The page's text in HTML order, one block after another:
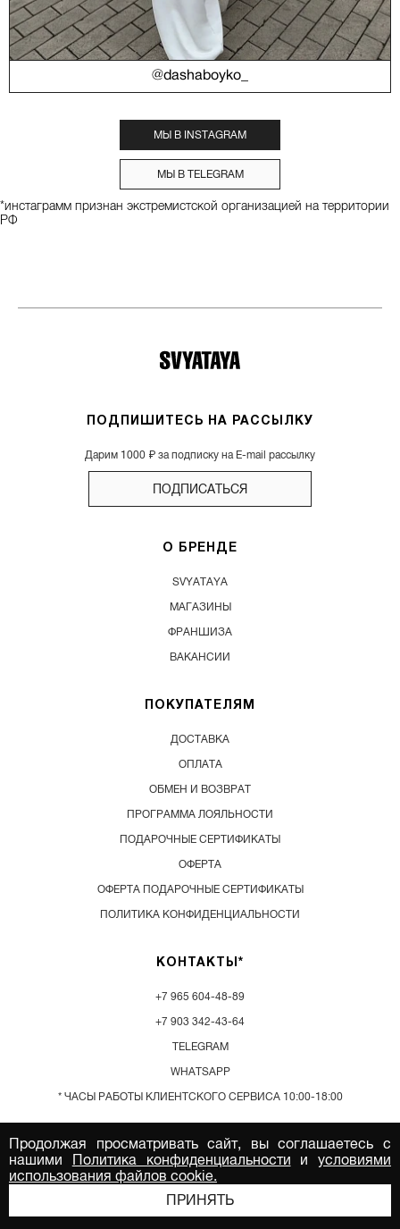
Продолжая просматривать сайт, вы соглашаетесь с
нашими
Политика конфиденциальности и условиями
использования файлов cookie.
ПРИНЯТЬ
@dashaboyko_
МЫ В INSTAGRAM
МЫ В TELEGRAM
*инстаграмм признан экстремистской организацией на территории
РФ
О БРЕНДЕ
SVYATAYA
МАГАЗИНЫ
ФРАНШИЗА
ВАКАНСИИ
ПОКУПАТЕЛЯМ
ДОСТАВКА
ОПЛАТА
ОБМЕН И ВОЗВРАТ
ПРОГРАММА ЛОЯЛЬНОСТИ
ПОДАРОЧНЫЕ СЕРТИФИКАТЫ
ОФЕРТА
ОФЕРТА ПОДАРОЧНЫЕ СЕРТИФИКАТЫ
ПОЛИТИКА КОНФИДЕНЦИАЛЬНОСТИ
КОНТАКТЫ*
+7 965 604-48-89
+7 903 342-43-64
TELEGRAM
WHATSAPP
* ЧАСЫ РАБОТЫ КЛИЕНТСКОГО СЕРВИСА 10:00-18:00
ПОДПИШИТЕСЬ НА РАССЫЛКУ
Дарим 1000 ₽ за подписку на E-mail рассылку
ПОДПИСАТЬСЯ
© 2026. Все права защищены. ООО "СВЯТАЯ-М" ИНН:
ИНН: 9715454418